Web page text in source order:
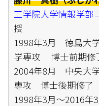
工学院大学情報学部
授
1998年3月 徳島大
学専攻 博士前期修
2004年8月 中央大
専攻 博士後期修了
1998年3月～2016